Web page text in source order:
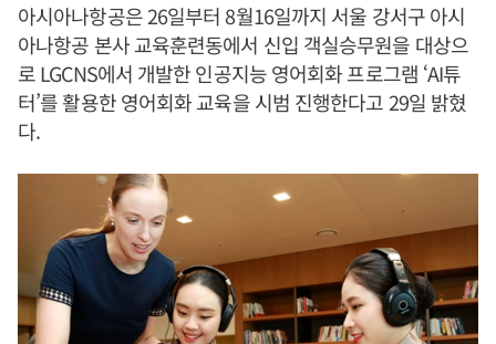
아시아나항공은 26일부터 8월16일까지 서울 강서구 아시
아나항공 본사 교육훈련동에서 신입 객실승무원을 대상으
로 LGCNS에서 개발한 인공지능 영어회화 프로그램 ‘AI튜
터’를 활용한 영어회화 교육을 시범 진행한다고 29일 밝혔
다.